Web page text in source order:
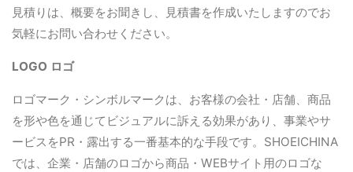
見積りは、概要をお聞きし、見積書を作成いたしますのでお
気軽にお問い合わせください。
LOGO ロゴ
ロゴマーク・シンボルマークは、お客様の会社・店舗、商品
を形や色を通じてビジュアルに訴える効果があり、事業やサ
ービスをPR・露出する一番基本的な手段です。SHOEICHINA
では、企業・店舗のロゴから商品・WEBサイト用のロゴな